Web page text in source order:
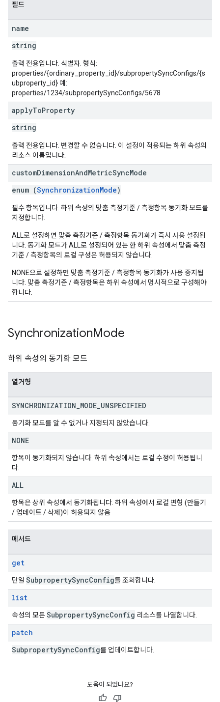
필드
name
string
출력 전용입니다. 식별자. 형식:
properties/{ordinary_property_id}/subpropertySyncConfigs/{s
ubproperty_id} 예:
properties/1234/subpropertySyncConfigs/5678
applyToProperty
string
출력 전용입니다. 변경할 수 없습니다. 이 설정이 적용되는 하위 속성의
리소스 이름입니다.
customDimensionAndMetricSyncMode
enum (SynchronizationMode)
필수 항목입니다. 하위 속성의 맞춤 측정기준 / 측정항목 동기화 모드를
지정합니다.
ALL로 설정하면 맞춤 측정기준 / 측정항목 동기화가 즉시 사용 설정됩
니다. 동기화 모드가 ALL로 설정되어 있는 한 하위 속성에서 맞춤 측정
기준 / 측정항목의 로컬 구성은 허용되지 않습니다.
NONE으로 설정하면 맞춤 측정기준 / 측정항목 동기화가 사용 중지됩
니다. 맞춤 측정기준 / 측정항목은 하위 속성에서 명시적으로 구성해야
합니다.
SynchronizationMode
하위 속성의 동기화 모드
열거형
SYNCHRONIZATION MODE UNSPECIFIED
동기화 모드를 알 수 없거나 지정되지 않았습니다.
NONE
항목이 동기화되지 않습니다. 하위 속성에서는 로컬 수정이 허용됩니
다.
ALL
항목은 상위 속성에서 동기화됩니다. 하위 속성에서 로컬 변형 (만들기
/ 업데이트 / 삭제)이 허용되지 않음
메서드
get
단일 SubpropertySyncConfig를 조회합니다.
list
속성의 모든SubpropertySyncConfig 리소스를 나열합니다.
patch
SubpropertySyncConfig를 업데이트합니다.
도움이 되었나요?